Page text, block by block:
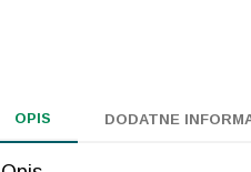
OPIS DODATNE